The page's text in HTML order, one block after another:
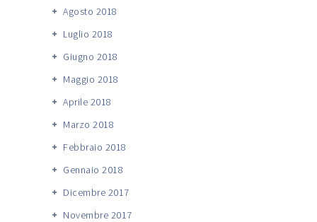
Agosto 2018
Luglio 2018
Giugno 2018
Maggio 2018
Aprile 2018
Marzo 2018
Febbraio 2018
Gennaio 2018
Dicembre 2017
Novembre 2017